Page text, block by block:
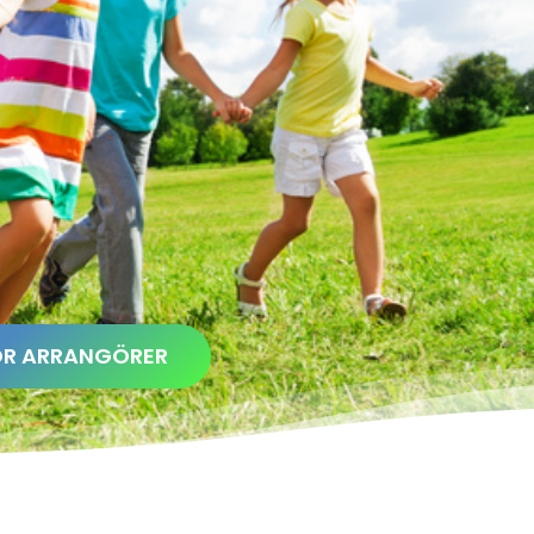
ARRANGÖRER